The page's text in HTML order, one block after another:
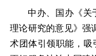
中办、国办《关
理论研究的意见》强
术团体引领职能，